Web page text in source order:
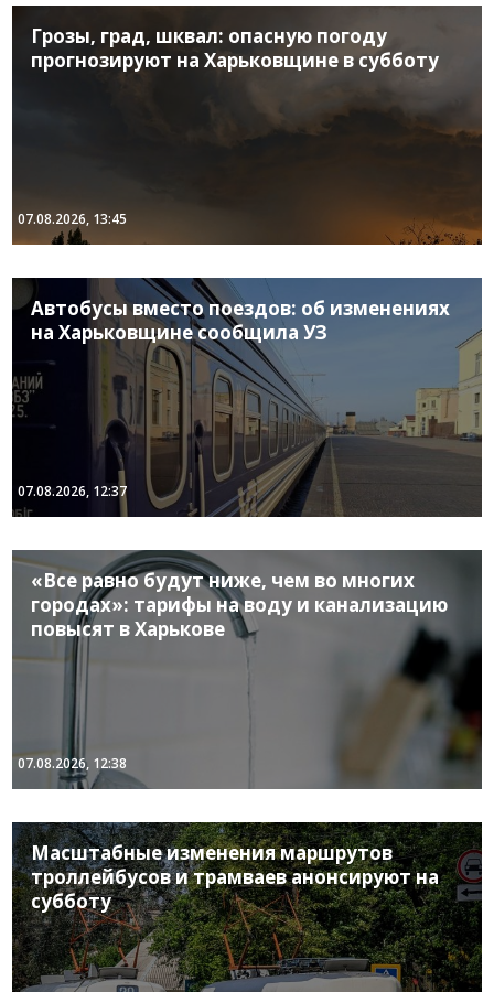
Грозы, град, шквал: опасную погоду
прогнозируют на Харьковщине в субботу
07.08.2026, 13:45
Автобусы вместо поездов: об изменениях
на Харьковщине сообщила УЗ
07.08.2026, 12:37
«Все равно будут ниже, чем во многих
городах»: тарифы на воду и канализацию
повысят в Харькове
07.08.2026, 12:38
Масштабные изменения маршрутов
троллейбусов и трамваев анонсируют на
субботу